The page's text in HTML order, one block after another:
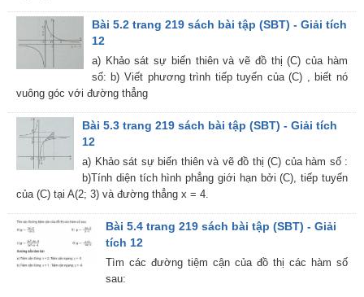
Bài 5.2 trang 219 sách bài tập (SBT) - Giải tích
12
a) Khảo sát sự biến thiên và vẽ đồ thị (C) của hàm
số: b) Viết phương trình tiếp tuyến của (C) , biết nó
vuông góc với đường thẳng
Bài 5.3 trang 219 sách bài tập (SBT) - Giải tích
12
a) Khảo sát sự biến thiên và vẽ đồ thị (C) của hàm số :
b)Tính diện tích hình phẳng giới hạn bởi (C), tiếp tuyến
của (C) tại A(2; 3) và đường thẳng x = 4.
Bài 5.4 trang 219 sách bài tập (SBT) - Giải
tích 12
Tìm các đường tiệm cận của đồ thị các hàm số
sau: